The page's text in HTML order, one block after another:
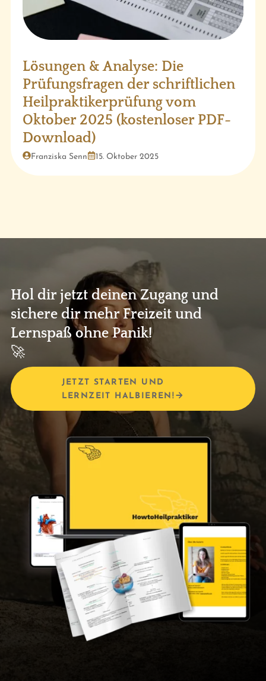
Lösungen & Analyse: Die
Prüfungsfragen der schriftlichen
Heilpraktikerprüfung vom
Oktober 2025 (kostenloser PDF-
Download)
Franziska Senn 15. Oktober 2025
Hol dir jetzt deinen Zugang und
sichere dir mehr Freizeit und
Lernspaß ohne Panik!
🚀
JETZT STARTEN UND
LERNZEIT HALBIEREN!